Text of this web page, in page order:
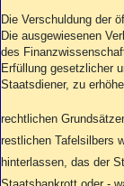
Die Verschuldung der
Die ausgewiesenen
des
Erfüllung gesetzlicher
Staatsdiener, zu
rechtlichen
restlichen Tafelsilbers
hinterlassen, das der